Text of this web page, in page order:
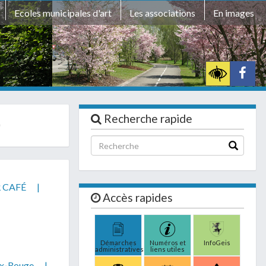
Ecoles municipales d'art Les associations En images
CAFÉ
|
Recherche rapide
Accès rapides
Démarches
administratives
Numéros et
liens utiles
InfoGeis